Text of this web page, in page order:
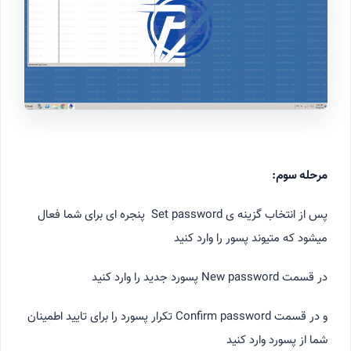
مرحله سوم:
پس از انتخاب گزینه ی Set password پنجره ای برای شما فعال
میشود که متیوند پسور را وارد کنید
در قسمت New password پسورد جدید را وارد کنید
و در قسمت Confirm password تکرار پسورد را برای تایید اطمینان
شما از پسورد وارد کنید